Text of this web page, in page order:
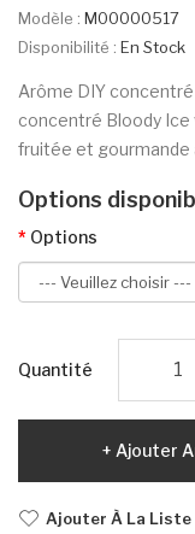
Modèle : M00000517
Disponibilité : En Stock
Arôme DIY
concentré Bloody
fruitée et gourmande
Options
Options
Quantité
Ajouter
Ajouter À La Liste